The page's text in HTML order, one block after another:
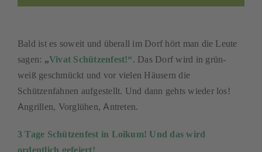
Bald ist es soweit und überall im Dorf hört man die Leute
sagen: „Vivat Schützenfest!“. Das Dorf wird in grün-
weiß geschmückt und vor vielen Häusern die
Schützenfahnen aufgestellt. Und dann gehts wieder los!
Angrillen, Vorglühen, Antreten.
3 Tage Schützenfest in Loikum! Und das wird
ordentlich gefeiert!